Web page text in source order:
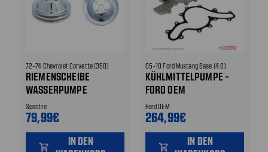
72-74 Chevrolet Corvette (350)
RIEMENSCHEIBE
WASSERPUMPE
Spectre
79,99€
shopping_cart
IN DEN
05-10 Ford Mustang Base (4.0)
KÜHLMITTELPUMPE -
FORD OEM
Ford OEM
264,99€
shopping_cart
IN DEN